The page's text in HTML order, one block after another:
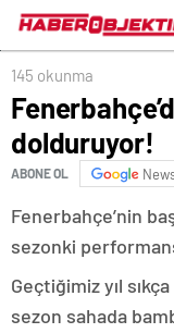
145 okunma
dolduruyor!
ABONE OL
Fenerbahçe’nin
sezonki
Geçtiğimiz yıl
sezon sahada